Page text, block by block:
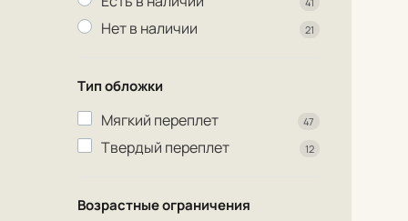
Нет в наличии 21
Тип обложки
Мягкий переплет 47
Твердый переплет 12
Возрастные ограничения